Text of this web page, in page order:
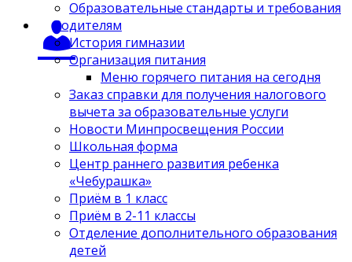
Образовательные стандарты и требования
Родителям
История гимназии
Организация питания
Меню горячего питания на сегодня
Заказ справки для получения налогового
вычета за образовательные услуги
Новости Минпросвещения России
Школьная форма
Центр раннего развития ребенка
«Чебурашка»
Приём в 1 класс
Приём в 2-11 классы
Отделение дополнительного образования
детей